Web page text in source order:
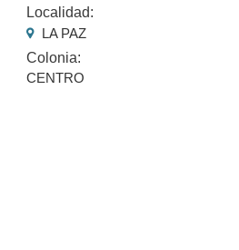
Localidad:
LA PAZ
Colonia:
CENTRO